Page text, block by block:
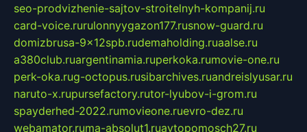
seo-prodvizhenie-sajtov-stroitelnyh-kompanij.ru
card-voice.rurulonnyygazon177.rusnow-guard.ru
domizbrusa-9x12spb.rudemaholding.ruaalse.ru
a380club.ruargentinamia.ruperkoka.rumovie-one.ru
perk-oka.rug-octopus.rusibarchives.ruandreislyusar.ru
naruto-x.rupursefactory.rutor-lyubov-i-grom.ru
spayderhed-2022.rumovieone.ruevro-dez.ru
webamator.ruma-absolut1.ruavtopomosch27.ru